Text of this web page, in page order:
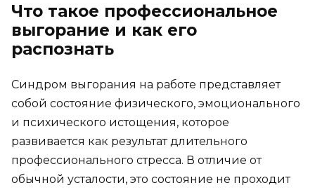
Что такое профессиональное
выгорание и как его
распознать
Синдром выгорания на работе представляет
собой состояние физического, эмоционального
и психического истощения, которое
развивается как результат длительного
профессионального стресса. В отличие от
обычной усталости, это состояние не проходит